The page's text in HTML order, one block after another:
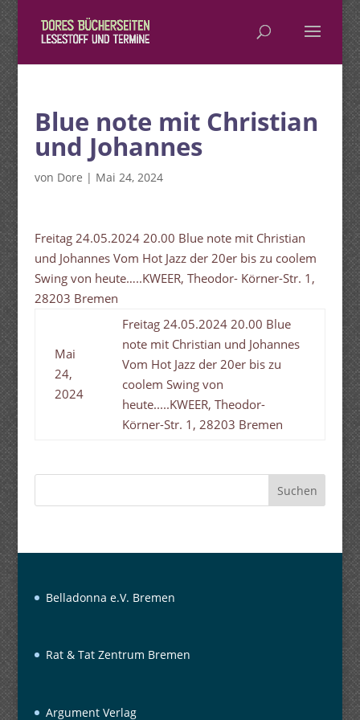
Blue note mit Christian
und Johannes
von Dore | Mai 24, 2024
Freitag 24.05.2024 20.00 Blue note mit Christian
und Johannes Vom Hot Jazz der 20er bis zu coolem
Swing von heute…..KWEER, Theodor- Körner-Str. 1,
28203 Bremen
Mai
24,
2024
Freitag 24.05.2024 20.00 Blue
note mit Christian und Johannes
Vom Hot Jazz der 20er bis zu
coolem Swing von
heute.....KWEER, Theodor-
Körner-Str. 1, 28203 Bremen
Suchen
Belladonna e.V. Bremen
Rat & Tat Zentrum Bremen
Argument Verlag